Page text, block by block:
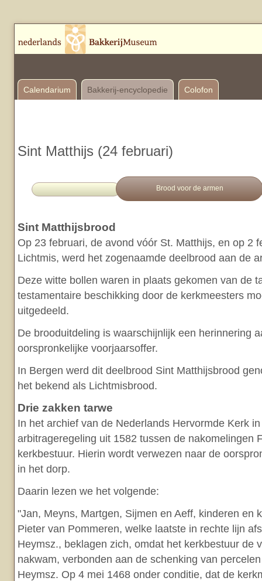
Calendarium Bakkerij-encyclopedie Colofon
Sint Matthijs (24 februari)
Brood voor de armen
Sint Matthijsbrood
Op 23 februari, de avond vóór St. Matthijs, en op 2
Lichtmis, werd het zogenaamde deelbrood aan de
Deze witte bollen waren in plaats gekomen van de
testamentaire beschikking door de kerkmeesters
uitgedeeld.
De brooduitdeling is waarschijnlijk een herinnering
oorspronkelijke voorjaarsoffer.
In Bergen werd dit deelbrood Sint Matthijsbrood
het bekend als Lichtmisbrood.
Drie zakken tarwe
In het archief van de Nederlands Hervormde Kerk
arbitrageregeling uit 1582 tussen de nakomelingen
kerkbestuur. Hierin wordt verwezen naar de
in het dorp.
Daarin lezen we het volgende:
"Jan, Meyns, Martgen, Sijmen en Aeff, kinderen en
Pieter van Pommeren, welke laatste in rechte lijn
Heymsz., beklagen zich, omdat het kerkbestuur de
nakwam, verbonden aan de schenking van
Heymsz. Op 4 mei 1468 onder conditie, dat de